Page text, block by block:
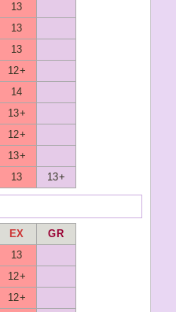
13
13
13
12+
14
13+
12+
13+
13 13+
EX
GR
13
12+
12+